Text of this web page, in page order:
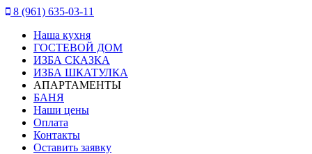
8 (961) 635-03-11
Наша кухня
ГОСТЕВОЙ ДОМ
ИЗБА СКАЗКА
ИЗБА ШКАТУЛКА
АПАРТАМЕНТЫ
БАНЯ
Наши цены
Оплата
Контакты
Оставить заявку